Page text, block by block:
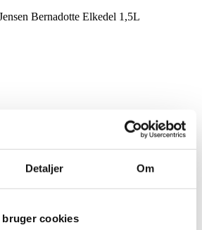
Detaljer Om
bruger cookies
Bernadotte Elkedel 1,5L
Bernadotte